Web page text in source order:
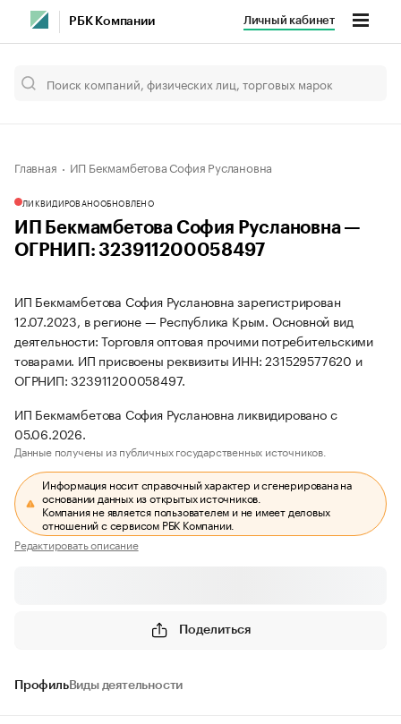
РБК Компании Личный кабинет
Главная ИП Бекмамбетова София Руслановна
ЛИКВИДИРОВАНООБНОВЛЕНО
ИП Бекмамбетова София Руслановна —
ОГРНИП: 323911200058497
ИП Бекмамбетова София Руслановна зарегистрирован
12.07.2023, в регионе — Республика Крым. Основной вид
деятельности: Торговля оптовая прочими потребительскими
товарами. ИП присвоены реквизиты ИНН: 231529577620 и
ОГРНИП: 323911200058497.
ИП Бекмамбетова София Руслановна ликвидировано с
05.06.2026.
Данные получены из публичных государственных источников.
Информация носит справочный характер и сгенерирована на
основании данных из открытых источников.
Компания не является пользователем и не имеет деловых
отношений с сервисом РБК Компании.
Редактировать описание
Поделиться
ПрофильВиды деятельности